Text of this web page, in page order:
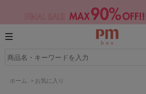
ホーム > お気に入り